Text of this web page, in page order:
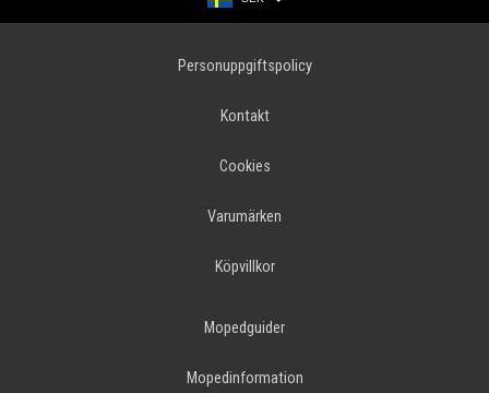
Personuppgiftspolicy
Kontakt
Cookies
Varumärken
Köpvillkor
Mopedguider
Mopedinformation